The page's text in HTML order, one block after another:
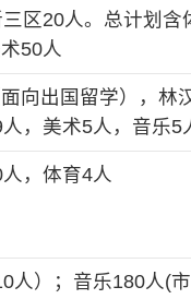
区20人。总计划含
50人
向出国留学），林
，美术5人，音乐5
，体育4人
人）；音乐180人(